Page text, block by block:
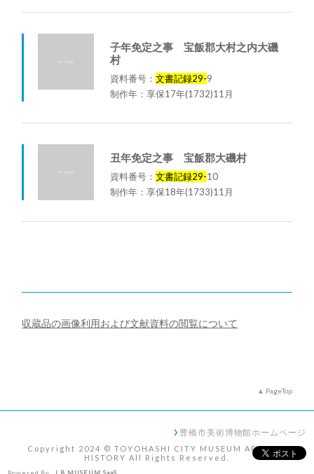
子年免定之事 宝飯郡大村之内大磯
村
資料番号：文書記録29-9
制作年：享保17年(1732)11月
丑年免定之事 宝飯郡大磯村
資料番号：文書記録29-10
制作年：享保18年(1733)11月
収蔵品の画像利用および文献資料の閲覧について
PageTop
豊橋市美術博物館ホームページ
Copyright 2024 © TOYOHASHI CITY MUSEUM ART AND
HISTORY All Rights Reserved.